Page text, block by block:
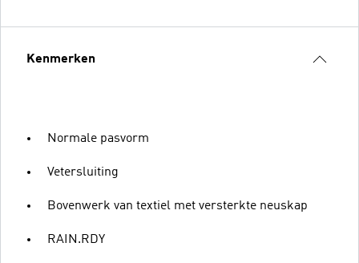
Kenmerken
Normale pasvorm
Vetersluiting
Bovenwerk van textiel met versterkte neuskap
RAIN.RDY